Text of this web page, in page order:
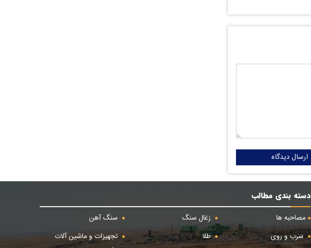
ارسال دیدگاه
دسته بندی مطالب
مصاحبه ها
زغال سنگ
سنگ آهن
سرب و روی
طلا
تجهیزات و ماشین آلات